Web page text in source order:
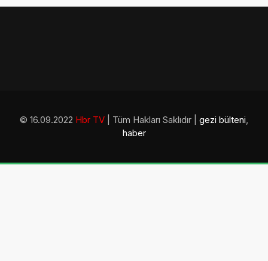
© 16.09.2022 Hbr TV | Tüm Hakları Saklıdır | gezi bülteni
haber